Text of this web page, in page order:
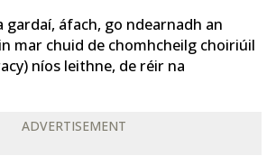
gardaí, áfach, go ndearnadh an
mar chuid de chomhcheilg choiriúil
níos leithne, de réir na
ADVERTISEMENT